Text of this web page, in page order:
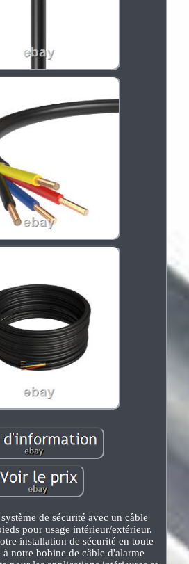
de sécurité avec un câble
pour usage intérieur/extérieur.
installation de sécurité en toute
notre bobine de câble d'alarme